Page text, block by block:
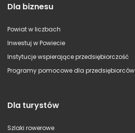
Dla biznesu
Powiat w liczbach
Inwestuj w Powiecie
Instytucje wspierające przedsiębiorczość
Programy pomocowe dla przedsiębiorców
Dla turystów
Szlaki rowerowe